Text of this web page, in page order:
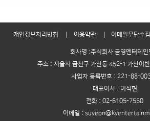
개인정보처리방침 이용약관 이메일무단수
회사명 :주식회사 금영엔터테인
주소 : 서울시 금천구 가산동 452-1 가산어
사업자 등록번호 : 221-88-
대표이사 : 이석현
전화 : 02-6105-7550
이메일 :